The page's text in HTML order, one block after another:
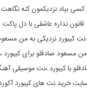
کسی بیاد نزدیکمون کنه
قانون نداره عاشقی با دل پاکت
کیبورد نزدیکی به من
مسعود صادقلوبرای
با کیبورد ،نت موسیقی
خرید نت های کیبورد